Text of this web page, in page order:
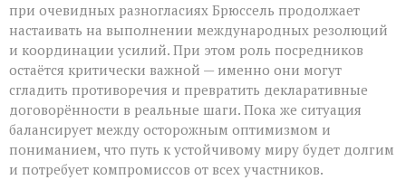
при очевидных разногласиях Брюссель продолжает
настаивать на выполнении международных резолюций
и координации усилий. При этом роль посредников
остаётся критически важной — именно они могут
сгладить противоречия и превратить декларативные
договорённости в реальные шаги. Пока же ситуация
балансирует между осторожным оптимизмом и
пониманием, что путь к устойчивому миру будет долгим
и потребует компромиссов от всех участников.